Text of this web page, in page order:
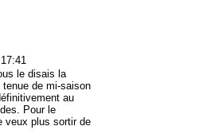
le disais la
tenue de mi-saison
au
Pour le
veux plus sortir de